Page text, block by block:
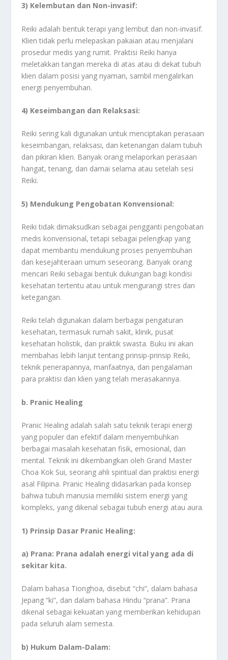
3) Kelembutan dan Non-invasif:
Reiki adalah bentuk terapi yang lembut dan non-invasif.
Klien tidak perlu melepaskan pakaian atau menjalani
prosedur medis yang rumit. Praktisi Reiki hanya
meletakkan tangan mereka di atas atau di dekat tubuh
klien dalam posisi yang nyaman, sambil mengalirkan
energi penyembuhan.
4) Keseimbangan dan Relaksasi:
Reiki sering kali digunakan untuk menciptakan perasaan
keseimbangan, relaksasi, dan ketenangan dalam tubuh
dan pikiran klien. Banyak orang melaporkan perasaan
hangat, tenang, dan damai selama atau setelah sesi
Reiki.
5) Mendukung Pengobatan Konvensional:
Reiki tidak dimaksudkan sebagai pengganti pengobatan
medis konvensional, tetapi sebagai pelengkap yang
dapat membantu mendukung proses penyembuhan
dan kesejahteraan umum seseorang. Banyak orang
mencari Reiki sebagai bentuk dukungan bagi kondisi
kesehatan tertentu atau untuk mengurangi stres dan
ketegangan.
Reiki telah digunakan dalam berbagai pengaturan
kesehatan, termasuk rumah sakit, klinik, pusat
kesehatan holistik, dan praktik swasta. Buku ini akan
membahas lebih lanjut tentang prinsip-prinsip Reiki,
teknik penerapannya, manfaatnya, dan pengalaman
para praktisi dan klien yang telah merasakannya.
b. Pranic Healing
Pranic Healing adalah salah satu teknik terapi energi
yang populer dan efektif dalam menyembuhkan
berbagai masalah kesehatan fisik, emosional, dan
mental. Teknik ini dikembangkan oleh Grand Master
Choa Kok Sui, seorang ahli spiritual dan praktisi energi
asal Filipina. Pranic Healing didasarkan pada konsep
bahwa tubuh manusia memiliki sistem energi yang
kompleks, yang dikenal sebagai tubuh energi atau aura.
1) Prinsip Dasar Pranic Healing:
a) Prana: Prana adalah energi vital yang ada di
sekitar kita.
Dalam bahasa Tionghoa, disebut “chi”, dalam bahasa
Jepang “ki”, dan dalam bahasa Hindu “prana”. Prana
dikenal sebagai kekuatan yang memberikan kehidupan
pada seluruh alam semesta.
b) Hukum Dalam-Dalam: